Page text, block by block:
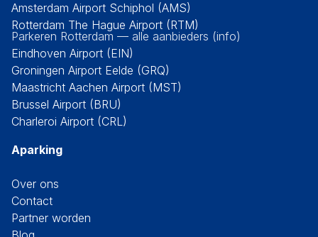
Amsterdam Airport Schiphol (AMS)
Rotterdam The Hague Airport (RTM)
Parkeren Rotterdam — alle aanbieders (info)
Eindhoven Airport (EIN)
Groningen Airport Eelde (GRQ)
Maastricht Aachen Airport (MST)
Brussel Airport (BRU)
Charleroi Airport (CRL)
Aparking
Over ons
Contact
Partner worden